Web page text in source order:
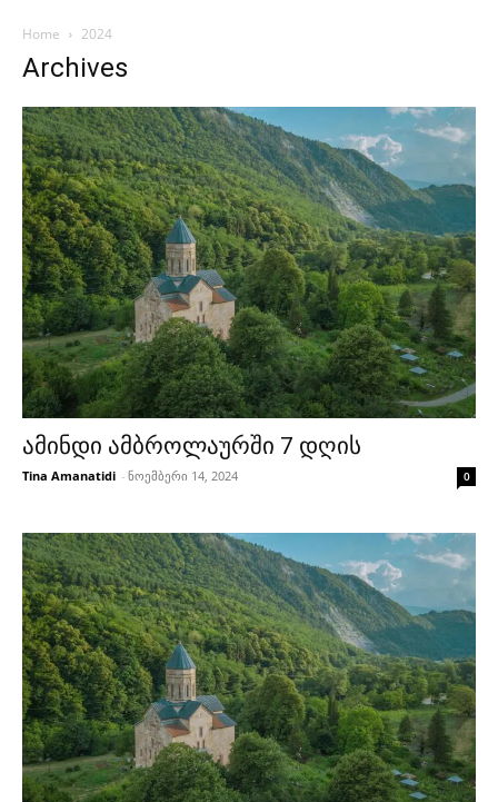
Home 2024
Archives
ამინდი ამბროლაურში 7 დღის
Tina Amanatidi - ნოემბერი 14, 2024 0